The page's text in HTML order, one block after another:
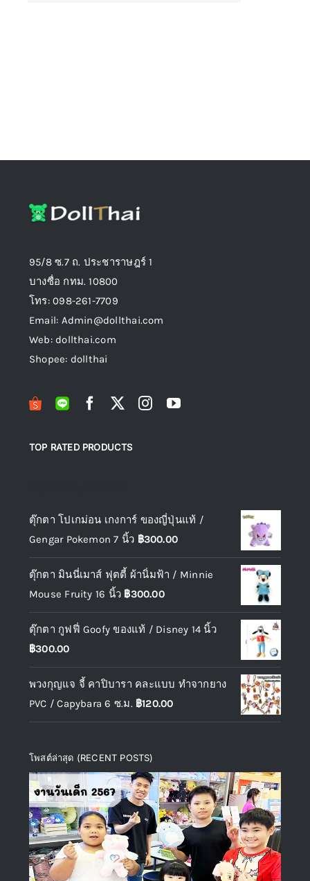
95/8 ซ.7 ถ. ประชาราษฎร์ 1
บางซื่อ กทม. 10800
โทร: 098-261-7709
Email: Admin@dollthai.com
Web: dollthai.com
Shopee: dollthai
TOP RATED PRODUCTS
ตุ๊กตา โปเกม่อน เกงการ์ ของญี่ปุ่นแท้ /
Gengar Pokemon 7 นิ้ว ฿300.00
ตุ๊กตา มินนี่เมาส์ ฟุตตี้ ผ้านิ่มฟ้า / Minnie
Mouse Fruity 16 นิ้ว ฿300.00
ตุ๊กตา กูฟฟี่ Goofy ของแท้ / Disney 14 นิ้ว
฿300.00
พวงกุญแจ จี้ คาปิบารา คละแบบ ทำจากยาง
PVC / Capybara 6 ซ.ม. ฿120.00
โพสต์ล่าสุด (RECENT POSTS)